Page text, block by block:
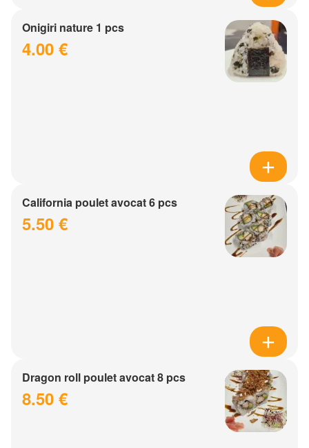
Onigiri nature 1 pcs
4.00 €
California poulet avocat 6 pcs
5.50 €
Dragon roll poulet avocat 8 pcs
8.50 €